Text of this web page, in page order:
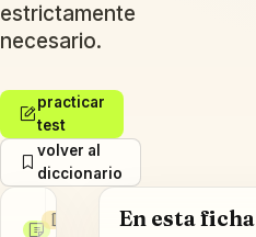
estrictamente
necesario.
practicar
test
volver al
diccionario
Definición
Ejemplo
Pista deEn esta ficha